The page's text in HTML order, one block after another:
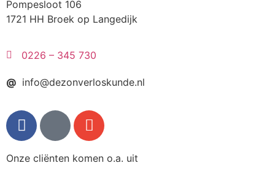
Pompesloot 106
1721 HH Broek op Langedijk
0226 – 345 730
@ info@dezonverloskunde.nl
Onze cliënten komen o.a. uit